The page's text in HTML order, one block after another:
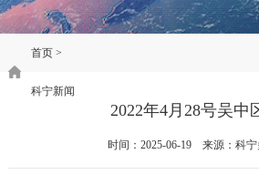
首页>
科宁新闻
2022年4月28号吴中
时间：2025-06-19 来源：科